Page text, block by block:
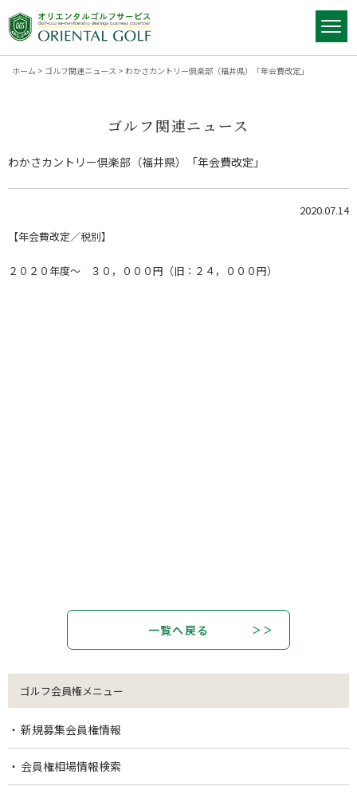
ホーム > ゴルフ関連ニュース > わかさカントリー倶楽部（福井県）「年会費改定」
ゴルフ関連ニュース
わかさカントリー倶楽部（福井県）「年会費改定」
2020.07.14
【年会費改定／税別】
２０２０年度～ ３０，０００円（旧：２４，０００円）
一覧へ戻る
ゴルフ会員権メニュー
新規募集会員権情報
会員権相場情報検索